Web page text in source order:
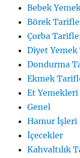
Bebek
Börek
Çorba
Diyet
Dondurma
Ekmek
Et Yemekleri
Genel
Hamur İşleri
İçecekler
Kahvaltılık